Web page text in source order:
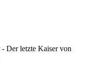
Der letzte Kaiser von